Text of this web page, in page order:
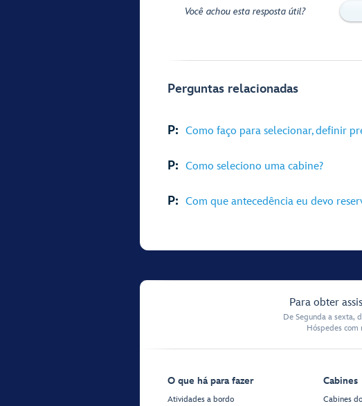
Você achou esta resposta útil?
Perguntas relacionadas
P: Como faço para selecionar, definir
P: Como seleciono uma cabine?
P: Com que antecedência eu devo
Para obter
De Segunda a sexta,
Hóspedes com
O que há para fazer
Atividades a bordo
Cabines
Cabines